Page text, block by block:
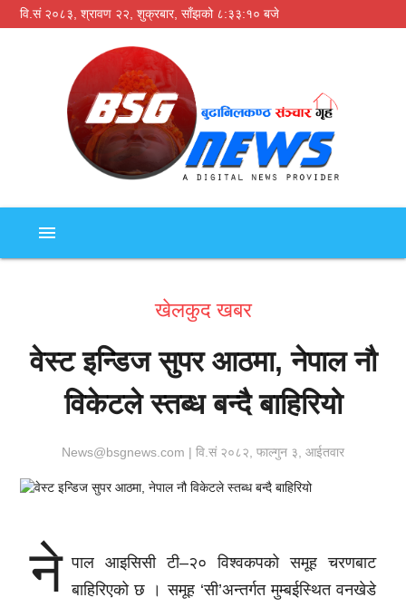
वि.सं २०८३, श्रावण २२, शुक्रबार,साँझको ८:३३:११ बजे
menu
खेलकुद खबर
वेस्ट इन्डिज सुपर आठमा, नेपाल नौ
विकेटले स्तब्ध बन्दै बाहिरियो
News@bsgnews.com | वि.सं २०८२, फाल्गुन ३, आईतवार
ने पाल आइसिसी टी–२० विश्वकपको समूह चरणबाट
बाहिरिएको छ । समूह ‘सी’अन्तर्गत मुम्बईस्थित वनखेडे